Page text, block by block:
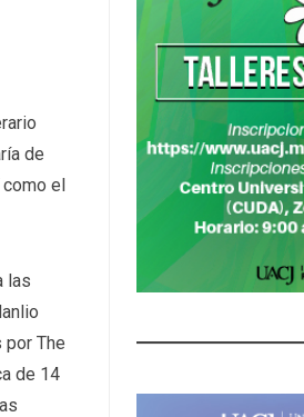
de
el
las
The
de 14